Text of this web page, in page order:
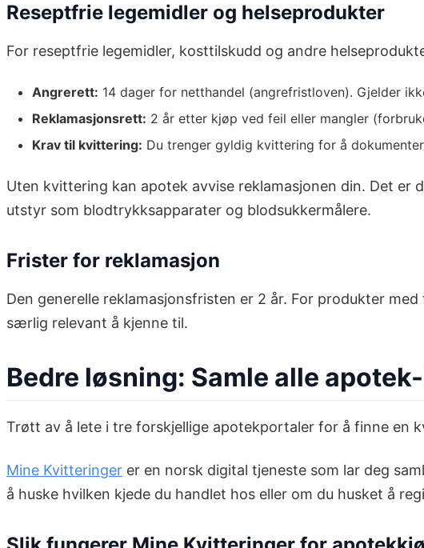
Reseptfrie legemidler og helseprodukter
For reseptfrie legemidler, kosttilskudd og andre
Angrerett: 14 dager for netthandel (angrefristloven). Gjelder
Reklamasjonsrett: 2 år etter kjøp ved feil eller mangler
Krav til kvittering: Du trenger gyldig kvittering for å
Uten kvittering kan apotek avvise reklamasjonen din. Det
utstyr som blodtrykksapparater og blodsukkermålere.
Frister for reklamasjon
Den generelle reklamasjonsfristen er 2 år. For produkter
særlig relevant å kjenne til.
Bedre løsning: Samle alle
Trøtt av å lete i tre forskjellige apotekportaler for å finne en
Mine Kvitteringer er en norsk digital tjeneste som lar deg
å huske hvilken kjede du handlet hos eller om du husket å